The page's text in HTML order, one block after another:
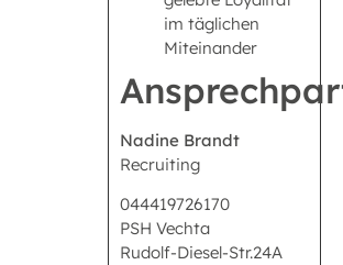
im täglichen
Miteinander
Nadine Brandt
Recruiting
044419726170
PSH Vechta
Rudolf-Diesel-Str.24A